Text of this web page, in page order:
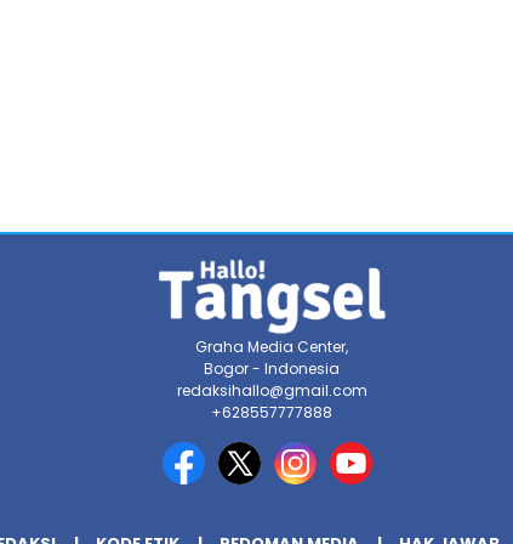
Graha Media Center,
Bogor - Indonesia
redaksihallo@gmail.com
+628557777888